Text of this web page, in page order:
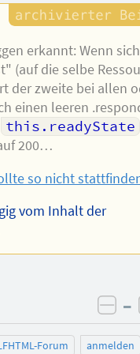
erkannt: Wenn
(auf die selbe
der zweite bei allen
einen leeren
this.readyState
200…
so nicht
vom Inhalt der
–
Forum
anmelden